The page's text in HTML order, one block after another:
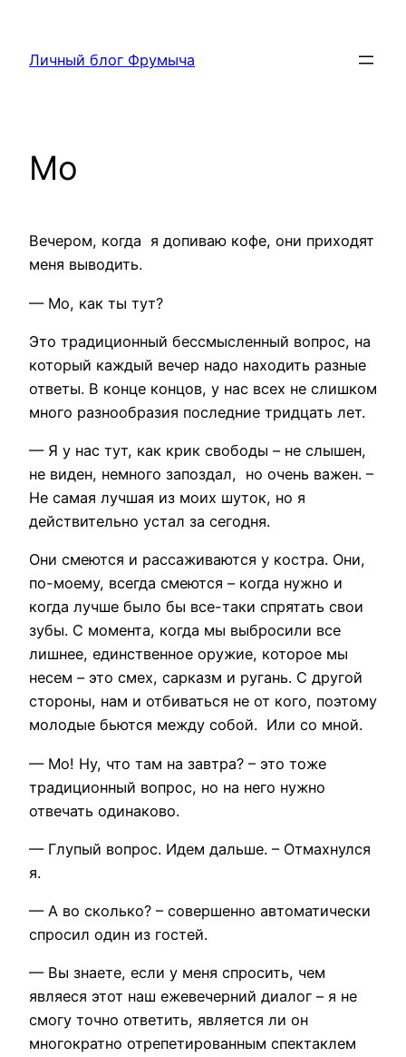
содержимому
Личный блог Фрумыча
Мо
Вечером, когда я допиваю кофе, они приходят
меня выводить.
— Мо, как ты тут?
Это традиционный бессмысленный вопрос, на
который каждый вечер надо находить разные
ответы. В конце концов, у нас всех не слишком
много разнообразия последние тридцать лет.
— Я у нас тут, как крик свободы – не слышен,
не виден, немного запоздал, но очень важен. –
Не самая лучшая из моих шуток, но я
действительно устал за сегодня.
Они смеются и рассаживаются у костра. Они,
по-моему, всегда смеются – когда нужно и
когда лучше было бы все-таки спрятать свои
зубы. С момента, когда мы выбросили все
лишнее, единственное оружие, которое мы
несем – это смех, сарказм и ругань. С другой
стороны, нам и отбиваться не от кого, поэтому
молодые бьются между собой. Или со мной.
— Мо! Ну, что там на завтра? – это тоже
традиционный вопрос, но на него нужно
отвечать одинаково.
— Глупый вопрос. Идем дальше. – Отмахнулся
я.
— А во сколько? – совершенно автоматически
спросил один из гостей.
— Вы знаете, если у меня спросить, чем
являеся этот наш ежевечерний диалог – я не
смогу точно ответить, является ли он
многократно отрепетированным спектаклем